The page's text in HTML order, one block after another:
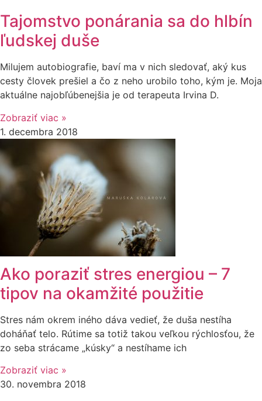
Tajomstvo ponárania sa do hlbín
ľudskej duše
Milujem autobiografie, baví ma v nich sledovať, aký kus
cesty človek prešiel a čo z neho urobilo toho, kým je. Moja
aktuálne najobľúbenejšia je od terapeuta Irvina D.
Zobraziť viac »
1. decembra 2018
Ako poraziť stres energiou – 7
tipov na okamžité použitie
Stres nám okrem iného dáva vedieť, že duša nestíha
doháňať telo. Rútime sa totiž takou veľkou rýchlosťou, že
zo seba strácame „kúsky“ a nestíhame ich
Zobraziť viac »
30. novembra 2018